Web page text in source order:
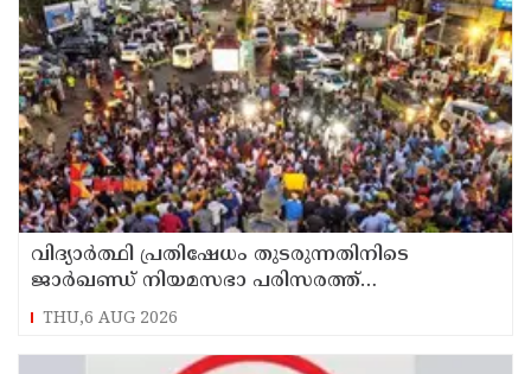
വിദ്യാര്‍ത്ഥി പ്രതിഷേധം തുടരുന്നതിനിടെ
ജാര്‍ഖണ്ഡ് നിയമസഭാ പരിസരത്ത്
നിരോധനാജ്ഞ
THU,6 AUG 2026